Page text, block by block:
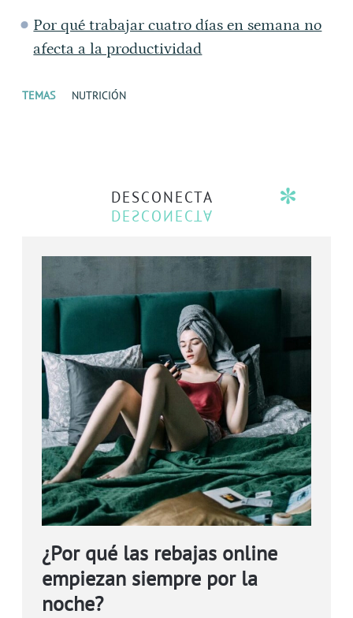
Por qué trabajar cuatro días en semana no
afecta a la productividad
TEMAS NUTRICIÓN
DESCONECTA
¿Por qué las rebajas online
empiezan siempre por la
noche?